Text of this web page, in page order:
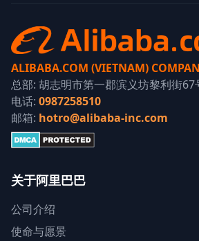
ALIBABA.COM (VIETNAM)
总部: 胡志明市第一郡滨义坊黎利街
电话: 0987258510
邮箱: hotro@alibaba-inc.com
关于阿里巴巴
公司介绍
使命与愿景